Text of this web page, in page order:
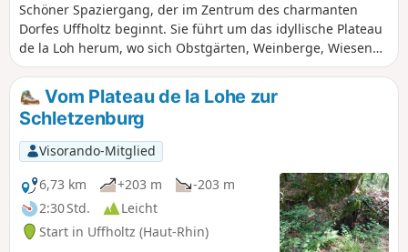
Schöner Spaziergang, der im Zentrum des charmanten
Dorfes Uffholtz beginnt. Sie führt um das idyllische Plateau
de la Loh herum, wo sich Obstgärten, Weinberge, Wiesen
und Felder abwechseln. Sie führt in den Gemeindewald von
Uffholtz, wo Sie auf halber Strecke einer sehr offenen
Route, auf der die Sonne sehr stark sein kann, einen
erfrischenden schattigen Abschnitt genießen können. Auf
dem Rückweg folgt der Spaziergang dem Bach Egelbach.
Vom Plateau de la Lohe zur
Schletzenburg
Visorando-Mitglied
6,73 km
+203 m
-203 m
2:30 Std.
Leicht
Start in Uffholtz (Haut-Rhin)